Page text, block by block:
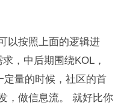
以按照上面的逻辑进
，中后期围绕KOL，
定量的时候，社区的首
，做信息流。 就好比你